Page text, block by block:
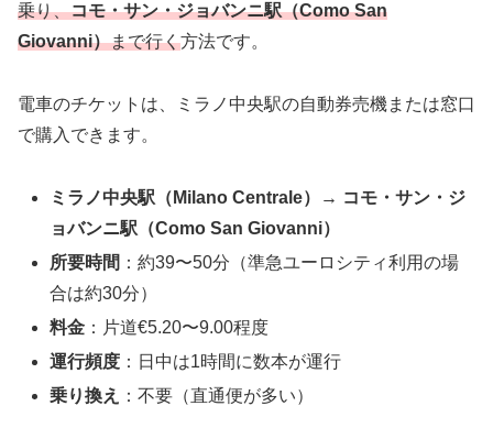
乗り、コモ・サン・ジョバンニ駅（Como San
Giovanni）まで行く方法です。
電車のチケットは、ミラノ中央駅の自動券売機または窓口
で購入できます。
ミラノ中央駅（Milano Centrale）→ コモ・サン・ジ
ョバンニ駅（Como San Giovanni）
所要時間 ：約39〜50分（準急ユーロシティ利用の場
合は約30分）
料金 ：片道€5.20〜9.00程度
運行頻度 ：日中は1時間に数本が運行
乗り換え
：不要（直通便が多い）